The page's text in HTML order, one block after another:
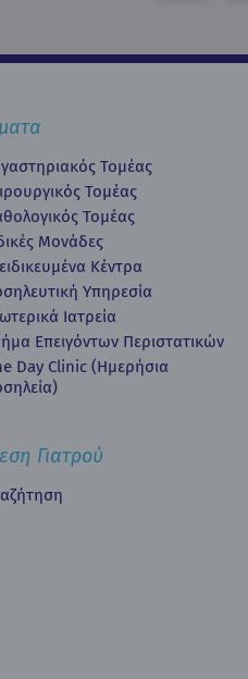
Τομέας
Τομέας
Τομέας
Μονάδες
Κέντρα
Υπηρεσία
Ιατρεία
Επειγόντων Περιστατικών
Day Clinic (Ημερήσια
Γιατρού